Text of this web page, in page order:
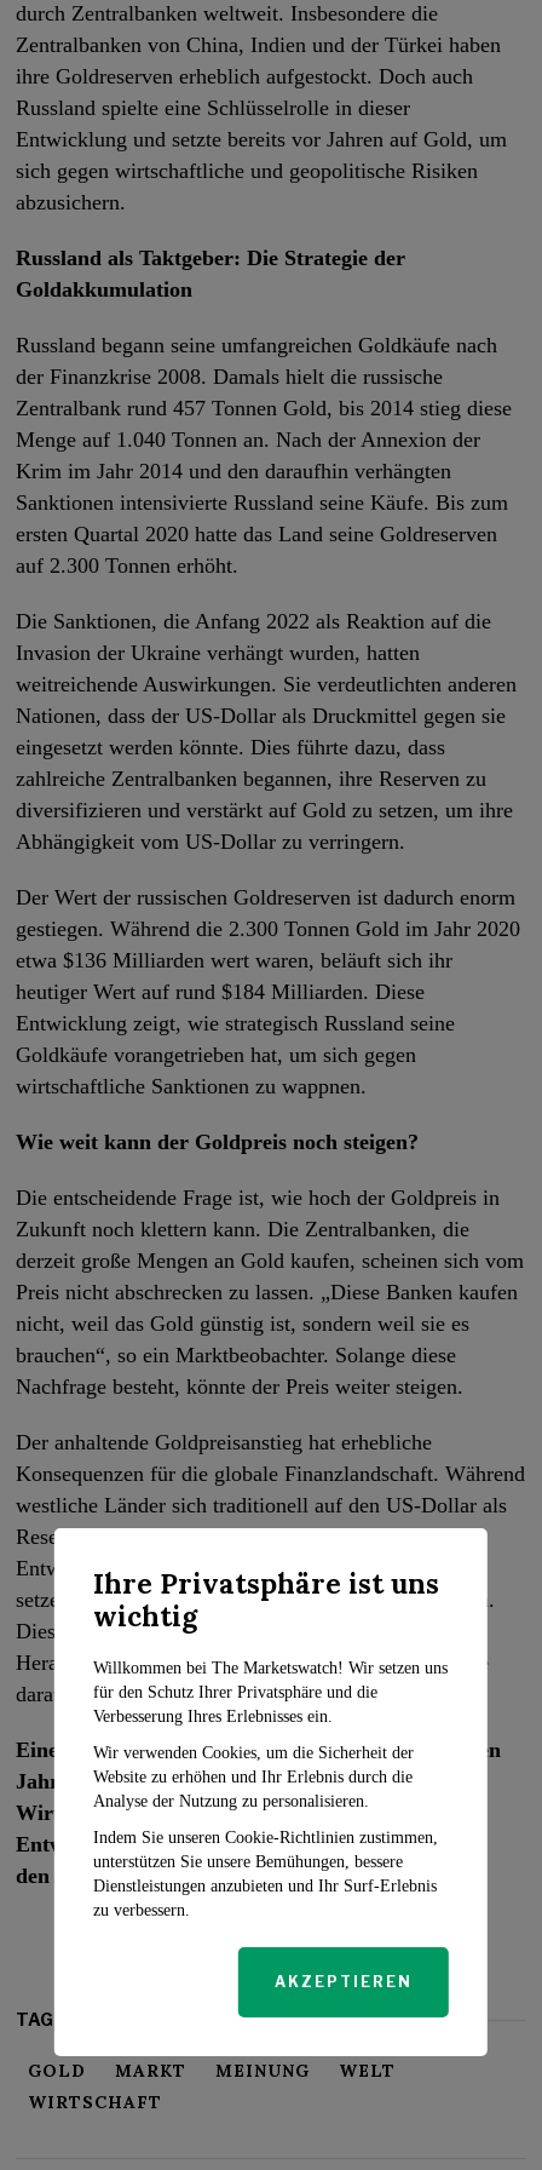
durch Zentralbanken weltweit. Insbesondere die
Zentralbanken von China, Indien und der Türkei haben
ihre Goldreserven erheblich aufgestockt. Doch auch
Russland spielte eine Schlüsselrolle in dieser
Entwicklung und setzte bereits vor Jahren auf Gold, um
sich gegen wirtschaftliche und geopolitische Risiken
abzusichern.
Russland als Taktgeber: Die Strategie der
Goldakkumulation
Russland begann seine umfangreichen Goldkäufe nach
der Finanzkrise 2008. Damals hielt die russische
Zentralbank rund 457 Tonnen Gold, bis 2014 stieg diese
Menge auf 1.040 Tonnen an. Nach der Annexion der
Krim im Jahr 2014 und den daraufhin verhängten
Sanktionen intensivierte Russland seine Käufe. Bis zum
ersten Quartal 2020 hatte das Land seine Goldreserven
auf 2.300 Tonnen erhöht.
Die Sanktionen, die Anfang 2022 als Reaktion auf die
Invasion der Ukraine verhängt wurden, hatten
weitreichende Auswirkungen. Sie verdeutlichten anderen
Nationen, dass der US-Dollar als Druckmittel gegen sie
eingesetzt werden könnte. Dies führte dazu, dass
zahlreiche Zentralbanken begannen, ihre Reserven zu
diversifizieren und verstärkt auf Gold zu setzen, um ihre
Abhängigkeit vom US-Dollar zu verringern.
Der Wert der russischen Goldreserven ist dadurch enorm
gestiegen. Während die 2.300 Tonnen Gold im Jahr 2020
etwa $136 Milliarden wert waren, beläuft sich ihr
heutiger Wert auf rund $184 Milliarden. Diese
Entwicklung zeigt, wie strategisch Russland seine
Goldkäufe vorangetrieben hat, um sich gegen
wirtschaftliche Sanktionen zu wappnen.
Wie weit kann der Goldpreis noch steigen?
Die entscheidende Frage ist, wie hoch der Goldpreis in
Zukunft noch klettern kann. Die Zentralbanken, die
derzeit große Mengen an Gold kaufen, scheinen sich vom
Preis nicht abschrecken zu lassen. „Diese Banken kaufen
nicht, weil das Gold günstig ist, sondern weil sie es
brauchen“, so ein Marktbeobachter. Solange diese
Nachfrage besteht, könnte der Preis weiter steigen.
Der anhaltende Goldpreisanstieg hat erhebliche
Konsequenzen für die globale Finanzlandschaft. Während
westliche Länder sich traditionell auf den US-Dollar als
Reservewährung verlassen haben, zeigt die aktuelle
Entwicklung, dass immer mehr Nationen auf Gold
setzen, um ihre finanzielle Unabhängigkeit zu sichern.
Dies stellt die westlichen Zentralbanken vor neue
Herausforderungen, und es bleibt abzuwarten, wie sie
darauf reagieren werden.
Eines ist jedoch klar: Gold wird in den kommenden
Jahren eine noch zentralere Rolle im globalen
Wirtschaftssystem spielen, und die aktuellen
Entwicklungen könnten die Machtverhältnisse auf
den Finanzmärkten nachhaltig verändern.
TAGS:
GOLD MARKT MEINUNG
WELT
WIRTSCHAFT
Ihre Privatsphäre ist uns
wichtig
Willkommen bei The Marketswatch! Wir setzen uns
für den Schutz Ihrer Privatsphäre und die
Verbesserung Ihres Erlebnisses ein.
Wir verwenden Cookies, um die Sicherheit der
Website zu erhöhen und Ihr Erlebnis durch die
Analyse der Nutzung zu personalisieren.
Indem Sie unseren Cookie-Richtlinien zustimmen,
unterstützen Sie unsere Bemühungen, bessere
Dienstleistungen anzubieten und Ihr Surf-Erlebnis
zu verbessern.
AKZEPTIEREN